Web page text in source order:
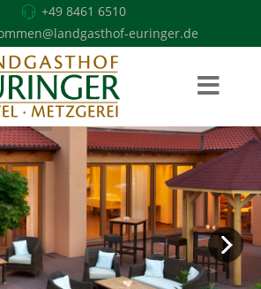
+49 8461 6510
euringer.de